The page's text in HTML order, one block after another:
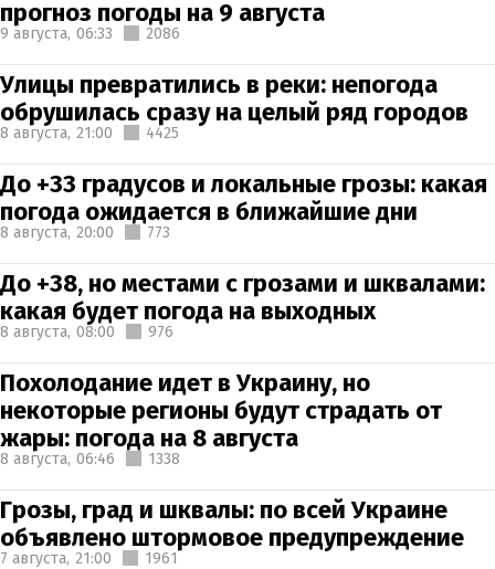
прогноз погоды на 9 августа
9 августа, 06:33 2086
Улицы превратились в реки: непогода
обрушилась сразу на целый ряд городов
8 августа, 21:00 4425
До +33 градусов и локальные грозы: какая
погода ожидается в ближайшие дни
8 августа, 20:00 773
До +38, но местами с грозами и шквалами:
какая будет погода на выходных
8 августа, 08:00 976
Похолодание идет в Украину, но
некоторые регионы будут страдать от
жары: погода на 8 августа
8 августа, 06:46 1338
Грозы, град и шквалы: по всей Украине
объявлено штормовое предупреждение
7 августа, 21:00 1961